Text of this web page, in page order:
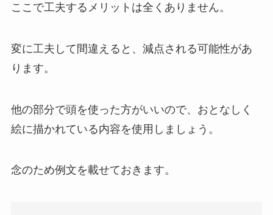
ここで工夫するメリットは全くありません。
変に工夫して間違えると、減点される可能性があ
ります。
他の部分で頭を使った方がいいので、おとなしく
絵に描かれている内容を使用しましょう。
念のため例文を載せておきます。